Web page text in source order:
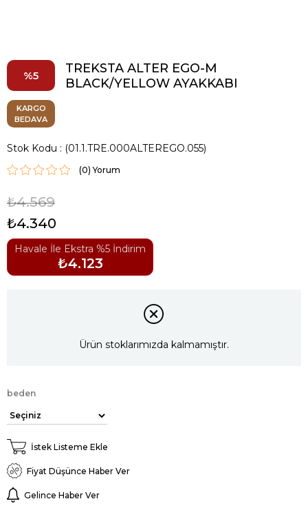
5
TREKSTA ALTER EGO-M
BLACK/YELLOW AYAKKABI
KARGO
BEDAVA
Stok Kodu (01.1.TRE.000ALTEREGO.055)
(0)
₺4.569
₺4.340
Havale İle Ekstra %5 İndirim
₺4.123
Ürün stoklarımızda kalmamıştır.
beden
İstek Listeme Ekle
Fiyat Düşünce Haber Ver
Gelince Haber Ver